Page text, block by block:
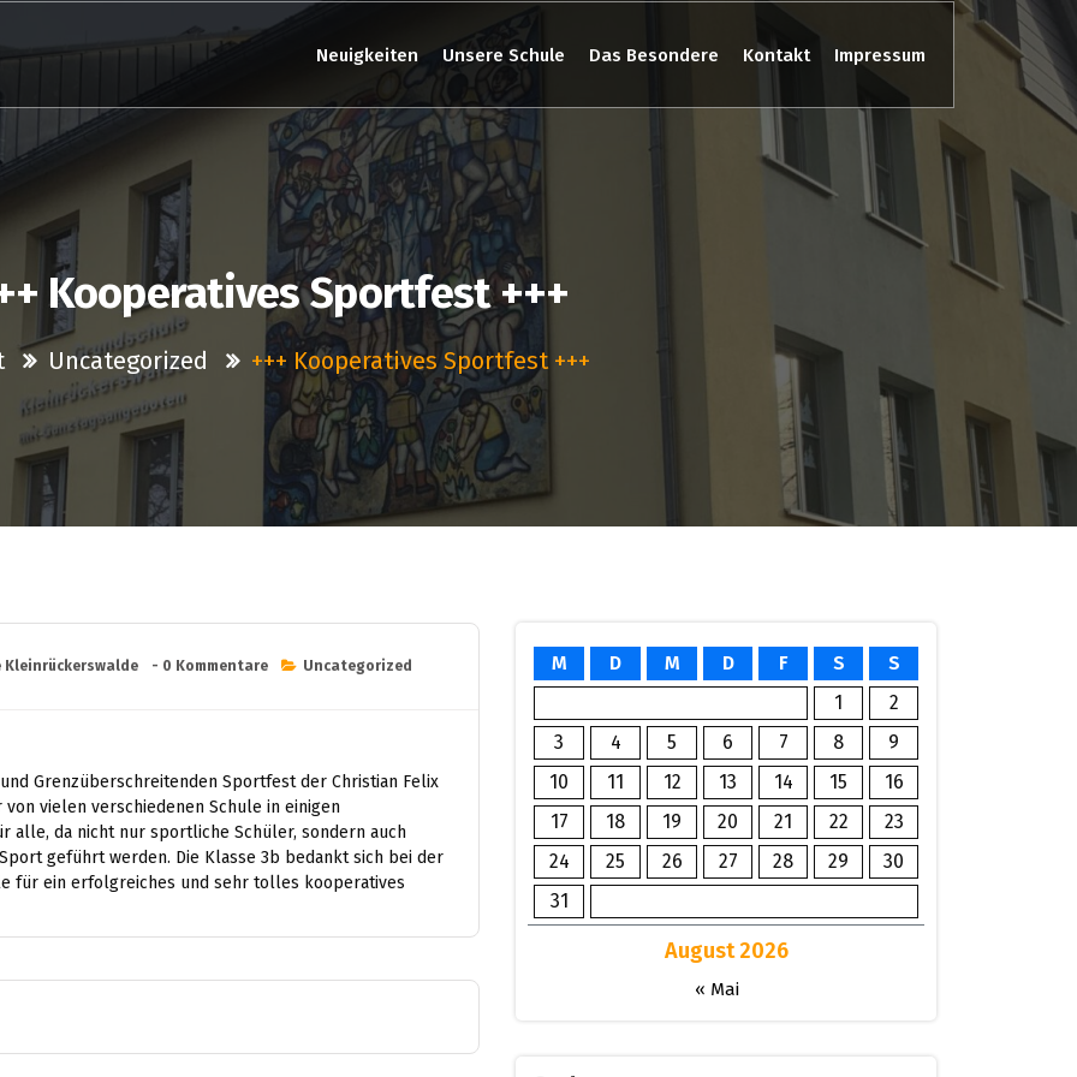
Neuigkeiten Unsere Schule Das Besondere Kontakt Impressum
Kooperatives Sportfest +++
Uncategorized +++ Kooperatives Sportfest +++
Kleinrückerswalde - 0 Kommentare Uncategorized
Grenzüberschreitenden Sportfest der Christian Felix
vielen verschiedenen Schule in einigen
alle, da nicht nur sportliche Schüler, sondern auch
geführt werden. Die Klasse 3b bedankt sich bei der
für ein erfolgreiches und sehr tolles kooperatives
August 2026
M D M D F S
S
1
2
3
4 5 6 7 8
9
10
11 12 13 14 15
16
17
18 19 20 21 22
23
24
25 26 27 28 29
30
31
« Mai